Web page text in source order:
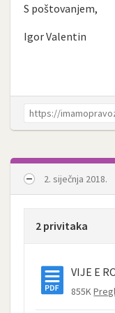
S poštovanjem,
Igor Valentin
2. siječnja 2018.
2 privitaka
VIJE E
855K